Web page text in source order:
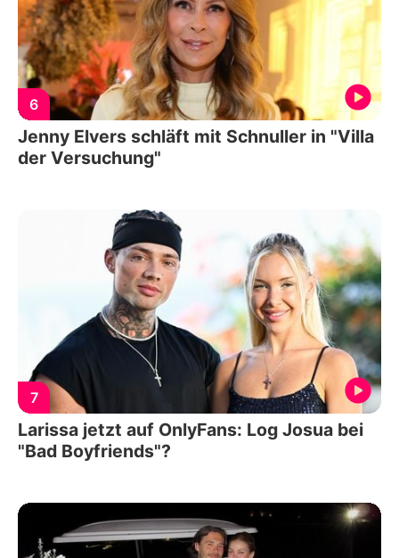
6
Jenny Elvers schläft mit Schnuller in "Villa
der Versuchung"
7
Larissa jetzt auf OnlyFans: Log Josua bei
"Bad Boyfriends"?